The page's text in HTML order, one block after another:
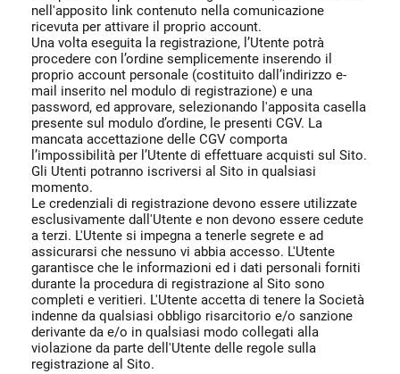
nell'apposito link contenuto nella comunicazione
ricevuta per attivare il proprio account.
Una volta eseguita la registrazione, l’Utente potrà
procedere con l’ordine semplicemente inserendo il
proprio account personale (costituito dall’indirizzo e-
mail inserito nel modulo di registrazione) e una
password, ed approvare, selezionando l'apposita casella
presente sul modulo d’ordine, le presenti CGV. La
mancata accettazione delle CGV comporta
l’impossibilità per l’Utente di effettuare acquisti sul Sito.
Gli Utenti potranno iscriversi al Sito in qualsiasi
momento.
Le credenziali di registrazione devono essere utilizzate
esclusivamente dall'Utente e non devono essere cedute
a terzi. L'Utente si impegna a tenerle segrete e ad
assicurarsi che nessuno vi abbia accesso. L'Utente
garantisce che le informazioni ed i dati personali forniti
durante la procedura di registrazione al Sito sono
completi e veritieri. L'Utente accetta di tenere la Società
indenne da qualsiasi obbligo risarcitorio e/o sanzione
derivante da e/o in qualsiasi modo collegati alla
violazione da parte dell'Utente delle regole sulla
registrazione al Sito.